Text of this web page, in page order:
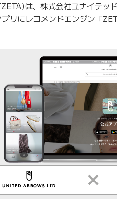
は、株式会社ユナイテッ
リにレコメンドエンジン「